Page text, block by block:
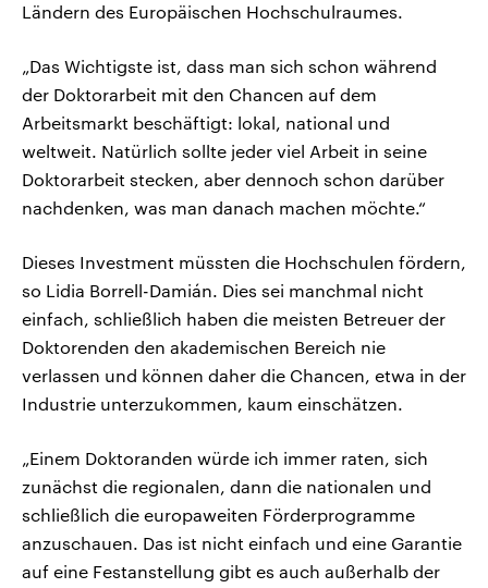
Ländern des Europäischen Hochschulraumes.
„Das Wichtigste ist, dass man sich schon während
der Doktorarbeit mit den Chancen auf dem
Arbeitsmarkt beschäftigt: lokal, national und
weltweit. Natürlich sollte jeder viel Arbeit in seine
Doktorarbeit stecken, aber dennoch schon darüber
nachdenken, was man danach machen möchte.“
Dieses Investment müssten die Hochschulen fördern,
so Lidia Borrell-Damián. Dies sei manchmal nicht
einfach, schließlich haben die meisten Betreuer der
Doktorenden den akademischen Bereich nie
verlassen und können daher die Chancen, etwa in der
Industrie unterzukommen, kaum einschätzen.
„Einem Doktoranden würde ich immer raten, sich
zunächst die regionalen, dann die nationalen und
schließlich die europaweiten Förderprogramme
anzuschauen. Das ist nicht einfach und eine Garantie
auf eine Festanstellung gibt es auch außerhalb der